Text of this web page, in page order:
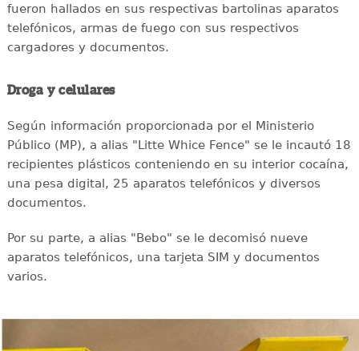
fueron hallados en sus respectivas bartolinas aparatos
telefónicos, armas de fuego con sus respectivos
cargadores y documentos.
Droga y celulares
Según información proporcionada por el Ministerio
Público (MP), a alias "Litte Whice Fence" se le incautó 18
recipientes plásticos conteniendo en su interior cocaína,
una pesa digital, 25 aparatos telefónicos y diversos
documentos.
Por su parte, a alias "Bebo" se le decomisó nueve
aparatos telefónicos, una tarjeta SIM y documentos
varios.